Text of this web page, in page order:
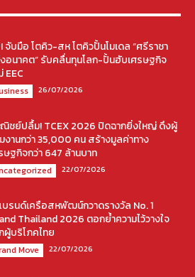
จับมือ โตคิว-สห โตคิวปั้นโมเดล “ศรีราชา
อนาคต” รับคลื่นทุนโลก-ปั้นฮับเศรษฐกิจ
EEC
26/07/2026
ชย์ปลื้ม! TCEX 2026 ปิดฉากยิ่งใหญ่ ดึงผู้
งานกว่า 35,000 คน สร้างมูลค่าทาง
ษฐกิจกว่า 647 ล้านบาท
22/07/2026
บรนด์เครือสหพัฒน์กวาดรางวัล No. 1
Thailand 2026 ตอกย้ำความไว้วางใจ
ผู้บริโภคไทย
Move 22/07/2026